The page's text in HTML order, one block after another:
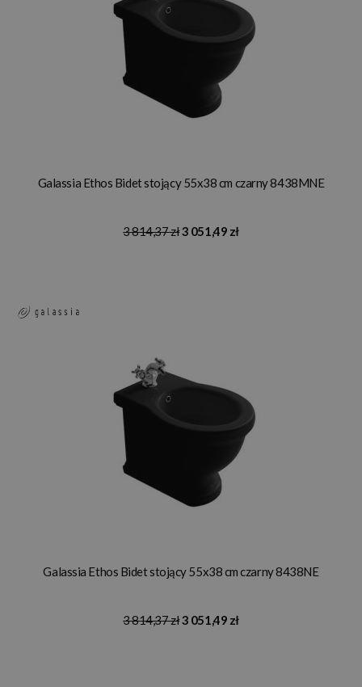
Galassia Ethos Bidet stojący 55x38 cm czarny 8438MNE
3 814,37 zł3 051,49 zł
Galassia Ethos Bidet stojący 55x38 cm czarny 8438NE
3 814,37 zł3 051,49 zł